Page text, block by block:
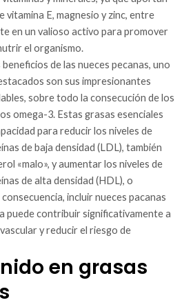
vitamina E, magnesio y zinc, entre
en un valioso activo para promover
el organismo.
de las nueces pecanas, uno
son sus impresionantes
sobre todo la consecución de los
omega-3. Estas grasas esenciales
para reducir los niveles de
de baja densidad (LDL), también
«malo», y aumentar los niveles de
de alta densidad (HDL), o
incluir nueces pacanas
puede contribuir significativamente a
y reducir el riesgo de
en grasas